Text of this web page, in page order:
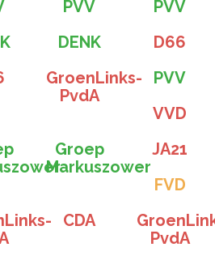
PVV
PVV
DENK
D66
GroenLinks-
PvdA
PVV
VVD
Groep
Markuszower
JA21
FVD
CDA
PvdA